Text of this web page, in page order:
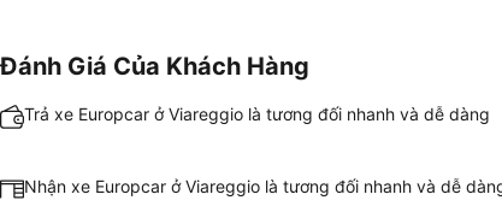
Đánh Giá Của Khách Hàng
Trả xe Europcar ở Viareggio là tương đối nhanh và dễ dàng
Nhận xe Europcar ở Viareggio là tương đối nhanh và dễ